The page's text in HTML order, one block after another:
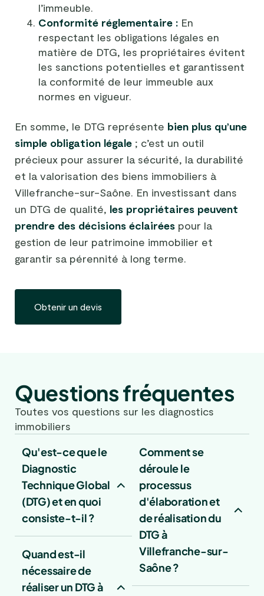
l’immeuble.
Conformité réglementaire : En
respectant les obligations légales en
matière de DTG, les propriétaires évitent
les sanctions potentielles et garantissent
la conformité de leur immeuble aux
normes en vigueur.
En somme, le DTG représente bien plus qu’une
simple obligation légale ; c’est un outil
précieux pour assurer la sécurité, la durabilité
et la valorisation des biens immobiliers à
Villefranche-sur-Saône. En investissant dans
un DTG de qualité, les propriétaires peuvent
prendre des décisions éclairées pour la
gestion de leur patrimoine immobilier et
garantir sa pérennité à long terme.
Obtenir un devis
Questions fréquentes
Toutes vos questions sur les diagnostics
immobiliers
Qu'est-ce que le
Diagnostic
Technique Global
(DTG) et en quoi
consiste-t-il ?
Quand est-il
nécessaire de
réaliser un DTG à
Comment se
déroule le
processus
d'élaboration et
de réalisation du
DTG à
Villefranche-sur-
Saône ?